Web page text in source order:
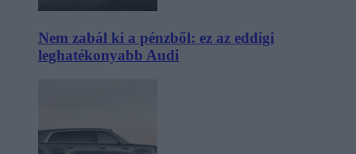
Nem zabál ki a pénzből: ez az eddigi
leghatékonyabb Audi